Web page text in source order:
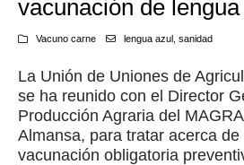
vacunación de lengua
Vacuno carne lengua azul, sanidad
La Unión de Uniones de
se ha reunido con el Director
Producción Agraria del
Almansa, para tratar acerca
vacunación obligatoria